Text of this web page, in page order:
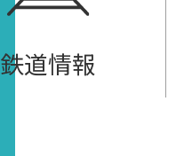
鉄道情報